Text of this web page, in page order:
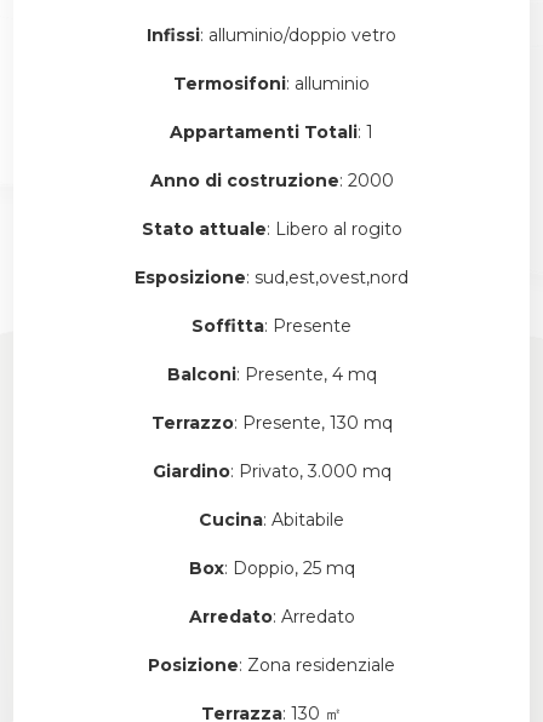
Infissi: alluminio/doppio vetro
Termosifoni: alluminio
Appartamenti Totali: 1
Anno di costruzione: 2000
Stato attuale: Libero al rogito
Esposizione: sud,est,ovest,nord
Soffitta: Presente
Balconi: Presente, 4 mq
Terrazzo: Presente, 130 mq
Giardino: Privato, 3.000 mq
Cucina: Abitabile
Box: Doppio, 25 mq
Arredato: Arredato
Posizione: Zona residenziale
Terrazza: 130 ㎡